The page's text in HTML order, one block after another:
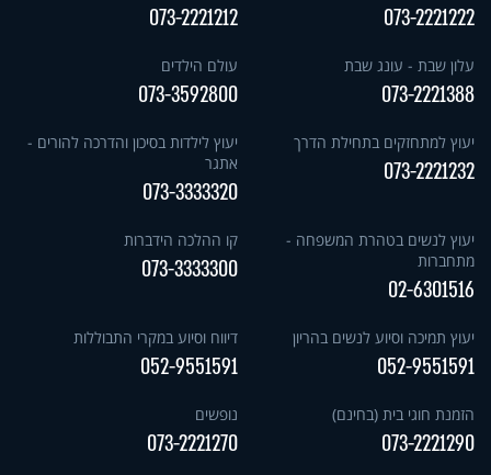
073-2221222
073-2221212
עלון שבת - עונג שבת
073-2221388
עולם הילדים
073-3592800
יעוץ למתחזקים בתחילת הדרך
073-2221232
יעוץ לילדות בסיכון והדרכה להורים -
אתגר
073-3333320
יעוץ לנשים בטהרת המשפחה -
מתחברות
02-6301516
קו ההלכה הידברות
073-3333300
יעוץ תמיכה וסיוע לנשים בהריון
052-9551591
דיווח וסיוע במקרי התבוללות
052-9551591
הזמנת חוגי בית (בחינם)
073-2221290
נופשים
073-2221270